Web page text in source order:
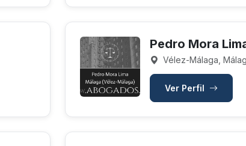
Pedro Mora
Vélez-Málaga,
Ver Perfil